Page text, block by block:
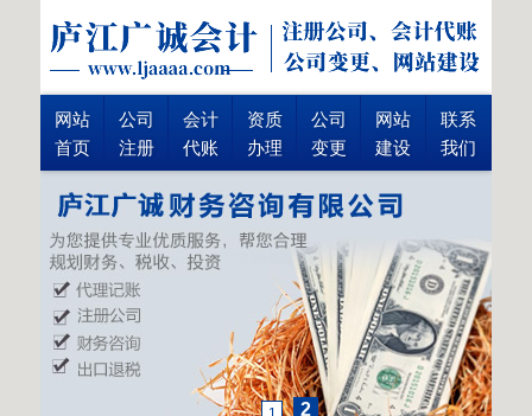
网站
首页
公司
注册
会计
代账
资质
办理
公司
变更
网站
建设
联系
我们
2